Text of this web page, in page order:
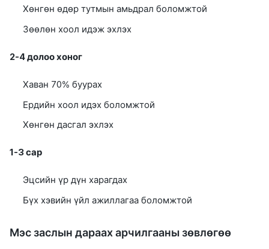
Хөнгөн өдөр тутмын амьдрал боломжтой
Зөөлөн хоол идэж эхлэх
2-4 долоо хоног
Хаван 70% буурах
Ердийн хоол идэх боломжтой
Хөнгөн дасгал эхлэх
1-3 сар
Эцсийн үр дүн харагдах
Бүх хэвийн үйл ажиллагаа боломжтой
Мэс заслын дараах арчилгааны зөвлөгөө